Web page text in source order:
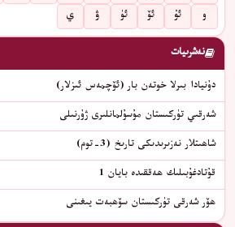
و
ئۇ ئۆ ئۈ ۋ ي
نەشرىيات
دۇنيادا بىرلا خوتەن بار (ئۆچمەس ئىزلار)
شەرقىي تۈركىستان مۇسۇلمانلىرى ژۇرنىلى
شاھىتلار نەزىرىدىكى تارىخ (3-توم)
قۇتادغۇبىلىك ھەققىدە بايان 1
ھۆر شەرقى تۈركىستان سۆھبەت يىغىنى